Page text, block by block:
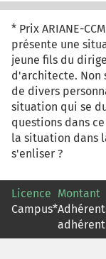
* Prix ARIANE-
présente une
jeune fils du
d'architecte. Non
de divers
situation qui se
questions dans
la situation dans
s'enliser ?
Licence
Campus*
Montant
adhérent